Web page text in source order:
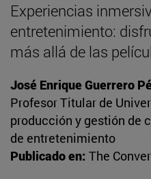
Experiencias
entretenimiento:
más allá de las
José Enrique Guerrero
Profesor Titular de
producción y gestión de
de entretenimiento
Publicado en: The